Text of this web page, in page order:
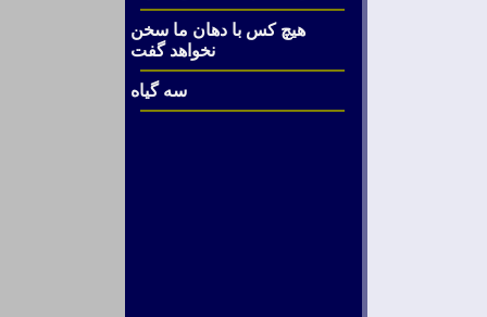
هیچ کس با دهان ما سخن
نخواهد گفت
سه گیاه